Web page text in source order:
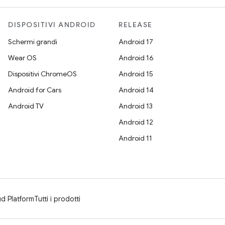
DISPOSITIVI ANDROID
Schermi grandi
Wear OS
Dispositivi ChromeOS
Android for Cars
Android TV
RELEASE
Android 17
Android 16
Android 15
Android 14
Android 13
Android 12
Android 11
PlatformTutti i prodotti